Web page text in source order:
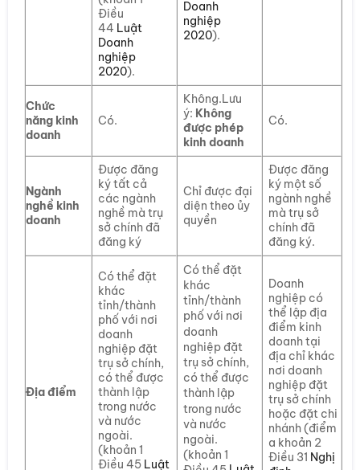
Điều
44 Luật
Doanh
nghiệp
2020).
Doanh
nghiệp
2020).
Chức
năng kinh
doanh
Có.
Không.Lưu
ý: Không
được phép
kinh doanh
Có.
Ngành
nghề kinh
doanh
Được đăng
ký tất cả
các ngành
nghề mà trụ
sở chính đã
đăng ký
Chỉ được đại
diện theo ủy
quyền
Được đăng
ký một số
ngành nghề
mà trụ sở
chính đã
đăng ký.
Địa điểm
Có thể đặt
khác
tỉnh/thành
phố với nơi
doanh
nghiệp đặt
trụ sở chính,
có thể được
thành lập
trong nước
và nước
ngoài.
(khoản 1
Điều 45 Luật
Có thể đặt
khác
tỉnh/thành
phố với nơi
doanh
nghiệp đặt
trụ sở chính,
có thể được
thành lập
trong nước
và nước
ngoài.
(khoản 1
Doanh
nghiệp có
thể lập địa
điểm kinh
doanh tại
địa chỉ khác
nơi doanh
nghiệp đặt
trụ sở chính
hoặc đặt chi
nhánh (điểm
a khoản 2
Điều 31 Nghị